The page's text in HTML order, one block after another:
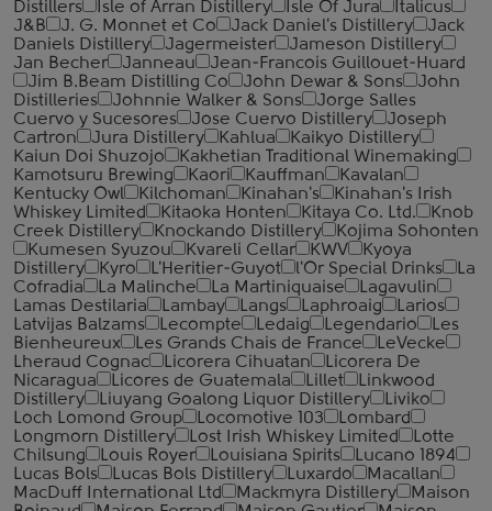
Distillers
Isle of Arran Distillery Isle Of Jura
Italicus
J&B
J. G. Monnet et Co Jack Daniel's Distillery
Jack
Daniels Distillery
Jagermeister
Jameson Distillery
Jan Becher
Janneau
Jean-Francois Guillouet-Huard
Jim B.Beam Distilling Co
John Dewar & Sons
John
Distilleries
Johnnie Walker & Sons
Jorge Salles
Cuervo y Sucesores
Jose Cuervo Distillery
Joseph
Cartron
Jura Distillery Kahlua
Kaikyo Distillery
Kaiun Doi Shuzojo
Kakhetian Traditional Winemaking
Kamotsuru Brewing
Kaori Kauffman
Kavalan
Kentucky Owl
Kilchoman Kinahan's
Kinahan's Irish
Whiskey Limited
Kitaoka Honten Kitaya Co. Ltd.
Knob
Creek Distillery
Knockando Distillery
Kojima Sohonten
Kumesen Syuzou
Kvareli Cellar KWV
Kyoya
Distillery
Kyro L'Heritier-Guyot l'Or Special Drinks
La
Cofradia
La Malinche La Martiniquaise
Lagavulin
Lamas Destilaria
Lambay Langs Laphroaig
Larios
Latvijas Balzams
Lecompte Ledaig Legendario
Les
Bienheureux
Les Grands Chais de France
LeVecke
Lheraud Cognac
Licorera Cihuatan
Licorera De
Nicaragua
Licores de Guatemala Lillet
Linkwood
Distillery
Liuyang Goalong Liquor Distillery
Liviko
Loch Lomond Group
Locomotive 103
Lombard
Longmorn Distillery
Lost Irish Whiskey Limited
Lotte
Chilsung
Louis Royer Louisiana Spirits
Lucano 1894
Lucas Bols
Lucas Bols Distillery Luxardo
Macallan
MacDuff International Ltd
Mackmyra Distillery
Maison